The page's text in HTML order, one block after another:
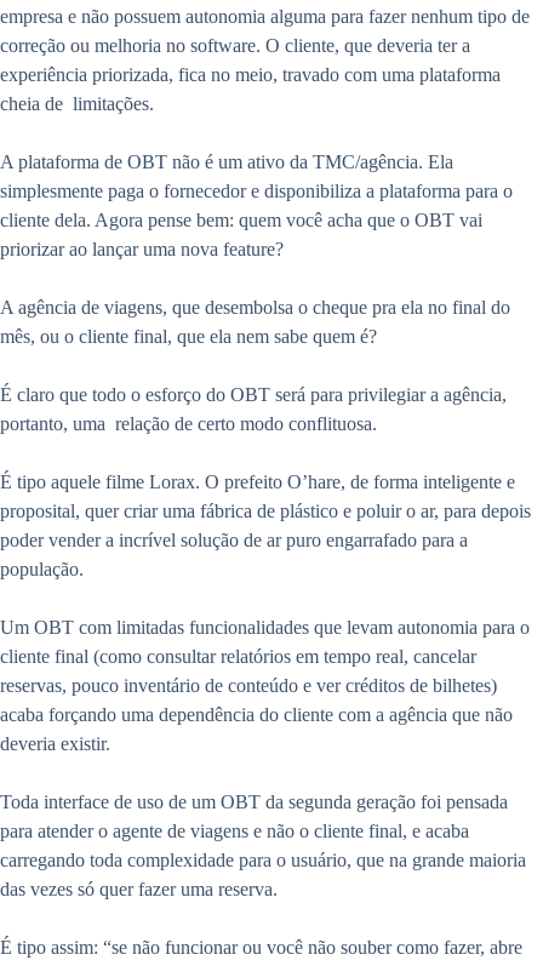
empresa e não possuem autonomia alguma para fazer nenhum tipo de
correção ou melhoria no software. O cliente, que deveria ter a
experiência priorizada, fica no meio, travado com uma plataforma
cheia de limitações.
A plataforma de OBT não é um ativo da TMC/agência. Ela
simplesmente paga o fornecedor e disponibiliza a plataforma para o
cliente dela. Agora pense bem: quem você acha que o OBT vai
priorizar ao lançar uma nova feature?
A agência de viagens, que desembolsa o cheque pra ela no final do
mês, ou o cliente final, que ela nem sabe quem é?
É claro que todo o esforço do OBT será para privilegiar a agência,
portanto, uma relação de certo modo conflituosa.
É tipo aquele filme Lorax. O prefeito O’hare, de forma inteligente e
proposital, quer criar uma fábrica de plástico e poluir o ar, para depois
poder vender a incrível solução de ar puro engarrafado para a
população.
Um OBT com limitadas funcionalidades que levam autonomia para o
cliente final (como consultar relatórios em tempo real, cancelar
reservas, pouco inventário de conteúdo e ver créditos de bilhetes)
acaba forçando uma dependência do cliente com a agência que não
deveria existir.
Toda interface de uso de um OBT da segunda geração foi pensada
para atender o agente de viagens e não o cliente final, e acaba
carregando toda complexidade para o usuário, que na grande maioria
das vezes só quer fazer uma reserva.
É tipo assim: “se não funcionar ou você não souber como fazer, abre